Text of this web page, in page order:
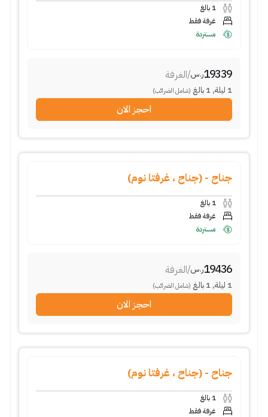
1 بالغ
غرفة فقط
مستردة
19339ر.س/الغرفة
1 ليلة,
1 بالغ (شامل الضرائب)
احجز الان
جناح - (جناح ، غرفتا نوم)
1 بالغ
غرفة فقط
مستردة
19436ر.س/الغرفة
1 ليلة,
1 بالغ (شامل الضرائب)
احجز الان
جناح - (جناح ، غرفتا نوم)
1 بالغ
غرفة فقط